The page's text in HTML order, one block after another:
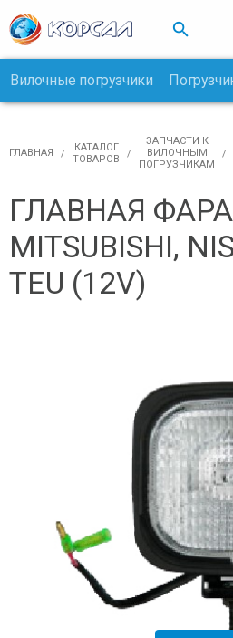

Вилочные погрузчики
ГЛАВНАЯ
КАТАЛОГ
ТОВАРОВ
ЗАПЧАСТИ К
ВИЛОЧНЫМ
ПОГРУЗЧИКАМ
ГЛАВНАЯ ФАРА
MITSUBISHI,
TEU (12V)